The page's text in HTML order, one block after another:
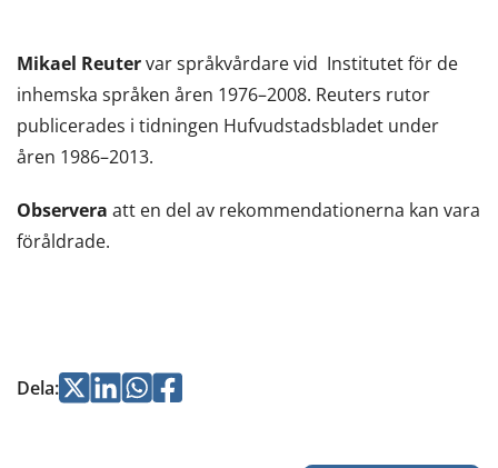
fönster,
du
flyttar
annan
Mikael Reutervar språkvårdare vid Institutet för de
inhemska språken åren 1976–2008. Reuters rutor
publicerades i tidningen Hufvudstadsbladet under
åren 1986–2013.
Observera att en del av rekommendationerna kan vara
föråldrade.
Dela:Jaa Jaa Jaa
Jaa